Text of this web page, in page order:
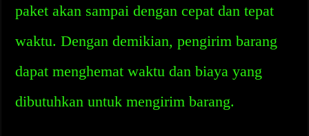
paket akan sampai dengan cepat dan tepat
waktu. Dengan demikian, pengirim barang
dapat menghemat waktu dan biaya yang
dibutuhkan untuk mengirim barang.